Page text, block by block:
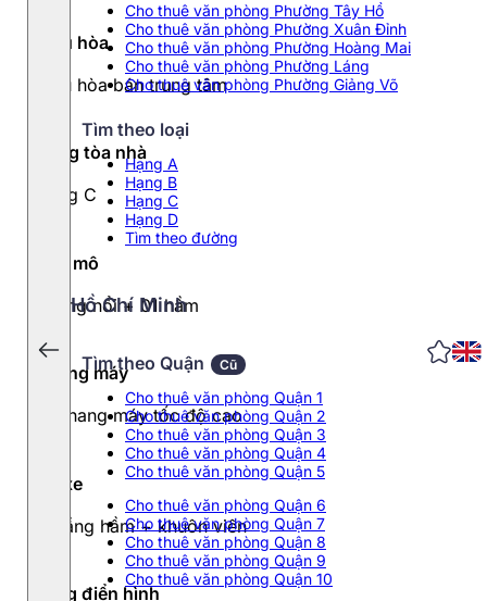
Cho thuê văn phòng Phường Tây Hồ
Cho thuê văn phòng Phường Xuân Đỉnh
Cho thuê văn phòng Phường Hoàng Mai
Cho thuê văn phòng Phường Láng
Cho thuê văn phòng Phường Giảng Võ
Tìm theo loại
Hạng A
Hạng B
Hạng C
Hạng D
Tìm theo đường
Hồ Chí Minh
Tìm theo Quận Cũ
Cho thuê văn phòng Quận 1
Cho thuê văn phòng Quận 2
Cho thuê văn phòng Quận 3
Cho thuê văn phòng Quận 4
Cho thuê văn phòng Quận 5
Cho thuê văn phòng Quận 6
Cho thuê văn phòng Quận 7
Cho thuê văn phòng Quận 8
Cho thuê văn phòng Quận 9
Cho thuê văn phòng Quận 10
Điều hòa
Điều hòa bán trung tâm
Hạng tòa nhà
Hạng C
Quy mô
9 tầng nổi + 01 hầm
Thang máy
02 thang máy tốc độ cao
Đỗ xe
01 tầng hầm + khuôn viên
Tầng điển hình